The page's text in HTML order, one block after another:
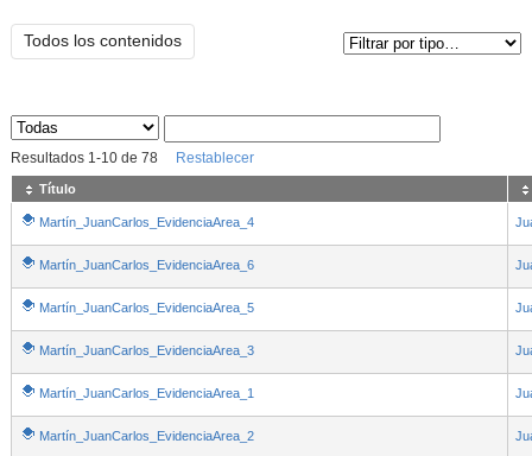
Todos los contenidos
Sus archivos
Resultados 1 -10de 78 Restablecer
Título
Martín_JuanCarlos_EvidenciaArea_4
Martín_JuanCarlos_EvidenciaArea_6
Martín_JuanCarlos_EvidenciaArea_5
Martín_JuanCarlos_EvidenciaArea_3
Martín_JuanCarlos_EvidenciaArea_1
Martín_JuanCarlos_EvidenciaArea_2